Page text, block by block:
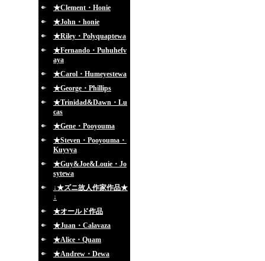
★Clement・Honie
★John・honie
★Riley・Polyquaptewa
★Fernando・Puhuhefv
aya
★Carol・Humeyestewa
★George・Phillips
★Trinidad&Dawn・Lu
cas
★Gene・Pooyouma
★Steven・Pooyouma・
Kuyvya
★Guy&Joe&Louie・Jo
sytewa
↓★ズニ故人作家作品★
↓
★オールド作品
★Juan・Calavaza
★Alice・Quam
★Andrew・Dewa